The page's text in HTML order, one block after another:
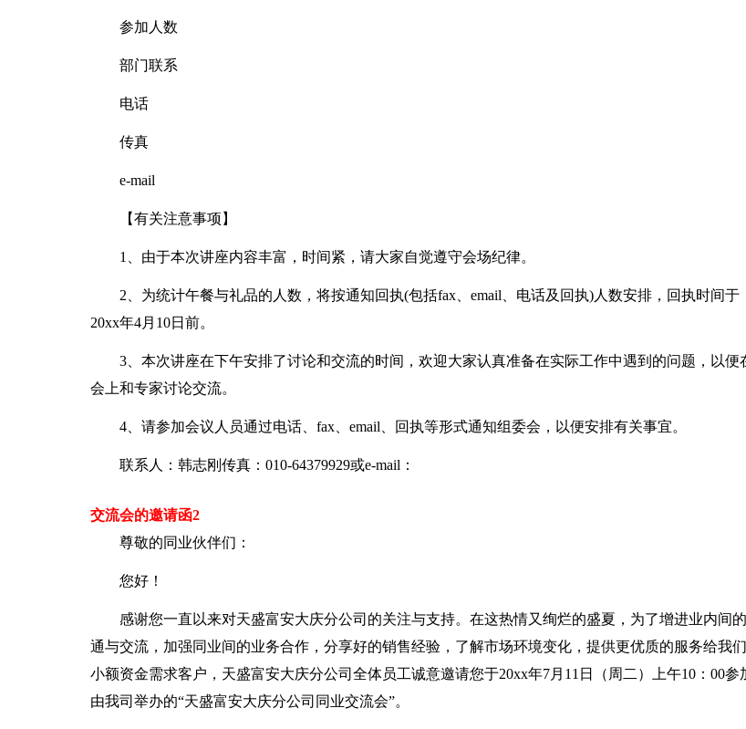
参加人数
部门联系
电话
传真
e-mail
【有关注意事项】
1、由于本次讲座内容丰富，时间紧，请大家自觉遵守会场纪律。
2、为统计午餐与礼品的人数，将按通知回执(包括fax、email、电话及回执)人数安排，回执时间于
20xx年4月10日前。
3、本次讲座在下午安排了讨论和交流的时间，欢迎大家认真准备在实际工作中遇到的问题，以便
会上和专家讨论交流。
4、请参加会议人员通过电话、fax、email、回执等形式通知组委会，以便安排有关事宜。
联系人：韩志刚传真：010-64379929或e-mail：
交流会的邀请函2
尊敬的同业伙伴们：
您好！
感谢您一直以来对天盛富安大庆分公司的关注与支持。在这热情又绚烂的盛夏，为了增进业内间
通与交流，加强同业间的业务合作，分享好的销售经验，了解市场环境变化，提供更优质的服务给我
小额资金需求客户，天盛富安大庆分公司全体员工诚意邀请您于20xx年7月11日（周二）上午10：00参
由我司举办的“天盛富安大庆分公司同业交流会”。